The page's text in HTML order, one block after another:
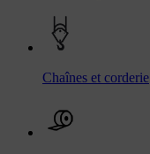
Chaînes et corderie